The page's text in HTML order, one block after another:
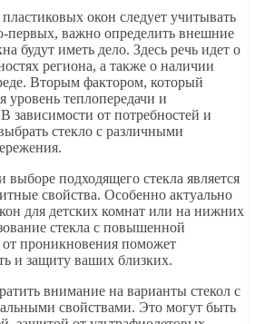
окон следует учитывать
первых, важно определить внешние
будут иметь дело. Здесь речь идет о
региона, а также о наличии
Вторым фактором, который
уровень теплопередачи и
зависимости от потребностей и
стекло с различными
подходящего стекла является
свойства. Особенно актуально
для детских комнат или на нижних
стекла с повышенной
проникновения поможет
и защиту ваших близких.
внимание на варианты стекол с
свойствами. Это могут быть